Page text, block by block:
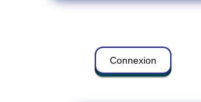
Connexion